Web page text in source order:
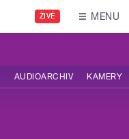
ŽIVĚ MENU
AUDIOARCHIV KAMERY